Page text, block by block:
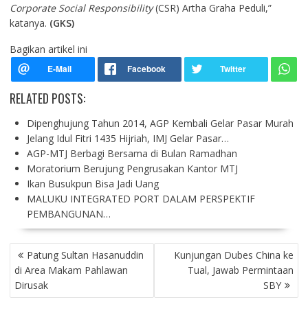
Corporate Social Responsibility(CSR) Artha Graha Peduli,”
katanya. (GKS)
Bagikan artikel ini
RELATED POSTS:
Dipenghujung Tahun 2014, AGP Kembali Gelar Pasar Murah
Jelang Idul Fitri 1435 Hijriah, IMJ Gelar Pasar…
AGP-MTJ Berbagi Bersama di Bulan Ramadhan
Moratorium Berujung Pengrusakan Kantor MTJ
Ikan Busukpun Bisa Jadi Uang
MALUKU INTEGRATED PORT DALAM PERSPEKTIF
PEMBANGUNAN…
P
O
S
T
Patung Sultan Hasanuddin
di Area Makam Pahlawan
Dirusak
Kunjungan Dubes China ke
Tual, Jawab Permintaan
SBY